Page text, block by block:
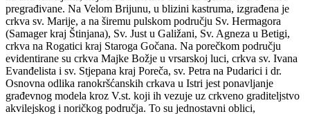
pregrađivane. Na Velom Brijunu, u blizini kastruma, izgrađena je
crkva sv. Marije, a na širemu pulskom području Sv. Hermagora
(Samager kraj Štinjana), Sv. Just u Galižani, Sv. Agneza u Betigi,
crkva na Rogatici kraj Staroga Gočana. Na porečkom području
evidentirane su crkva Majke Božje u vrsarskoj luci, crkva sv. Ivana
Evanđelista i sv. Stjepana kraj Poreča, sv. Petra na Pudarici i dr.
Osnovna odlika ranokršćanskih crkava u Istri jest ponavljanje
građevnog modela kroz V.st. koji ih vezuje uz crkveno graditeljstvo
akvilejskog i noričkog područja. To su jednostavni oblici,